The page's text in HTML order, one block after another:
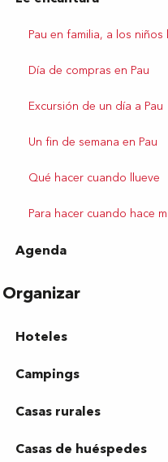
Pau en familia, a los niños
Día de compras en Pau
Excursión de un día a Pau
Un fin de semana en Pau
Qué hacer cuando llueve
Para hacer cuando hace
Agenda
Organizar
Hoteles
Campings
Casas rurales
Casas de huéspedes
error
de Turismo
Pau